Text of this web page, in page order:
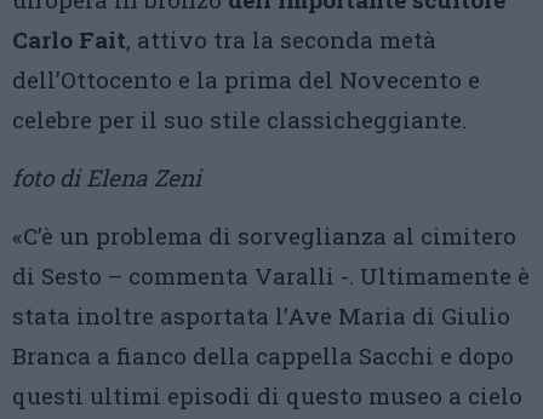
Carlo Fait, attivo tra la seconda metà
dell’Ottocento e la prima del Novecento e
celebre per il suo stile classicheggiante.
foto di Elena Zeni
«C’è un problema di sorveglianza al cimitero
di Sesto – commenta Varalli -. Ultimamente è
stata inoltre asportata l’Ave Maria di Giulio
Branca a fianco della cappella Sacchi e dopo
questi ultimi episodi di questo museo a cielo